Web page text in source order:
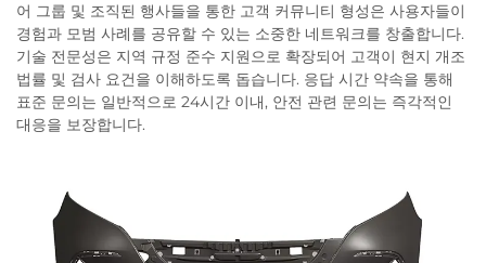
어 그룹 및 조직된 행사들을 통한 고객 커뮤니티 형성은 사용자들이
경험과 모범 사례를 공유할 수 있는 소중한 네트워크를 창출합니다.
기술 전문성은 지역 규정 준수 지원으로 확장되어 고객이 현지 개조
법률 및 검사 요건을 이해하도록 돕습니다. 응답 시간 약속을 통해
표준 문의는 일반적으로 24시간 이내, 안전 관련 문의는 즉각적인
대응을 보장합니다.